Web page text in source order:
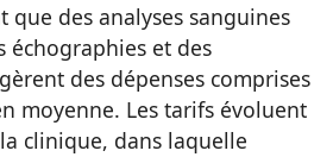
que des analyses sanguines
échographies et des
des dépenses comprises
moyenne. Les tarifs évoluent
clinique, dans laquelle